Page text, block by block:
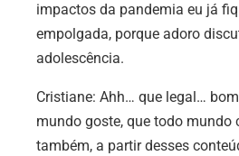
impactos da pandemia eu já
empolgada, porque adoro
adolescência.
Cristiane: Ahh… que legal…
mundo goste, que todo mundo
também, a partir desses